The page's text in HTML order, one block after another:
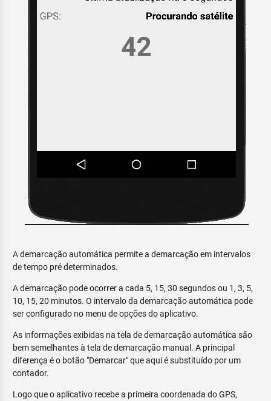
A demarcação automática permite a demarcação em intervalos
de tempo pré determinados.
A demarcação pode ocorrer a cada 5, 15, 30 segundos ou 1, 3, 5,
10, 15, 20 minutos. O intervalo da demarcação automática pode
ser configurado no menu de opções do aplicativo.
As informações exibidas na tela de demarcação automática são
bem semelhantes à tela de demarcação manual. A principal
diferença é o botão "Demarcar" que aqui é substituído por um
contador.
Logo que o aplicativo recebe a primeira coordenada do GPS,